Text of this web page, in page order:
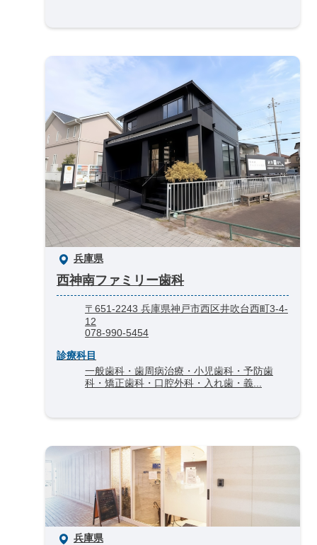
兵庫県
西神南ファミリー歯科
〒651-2243 兵庫県神戸市西区井吹台西町3-4-
12
078-990-5454
診療科目
一般歯科・歯周病治療・小児歯科・予防歯
科・矯正歯科・口腔外科・入れ歯・義...
兵庫県